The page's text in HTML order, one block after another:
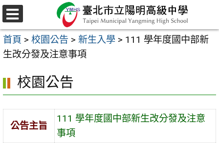
跳
至
主
要
容
區
選
單
首頁 > 校園公告 > 新生入學 > 111 學年度國中部新
生改分發及注意事項
校園公告
公告主旨
111 學年度國中部新生改分發及注意
事項